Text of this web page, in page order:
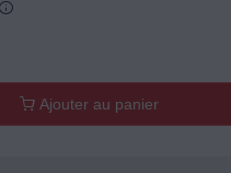
Ajouter au panier